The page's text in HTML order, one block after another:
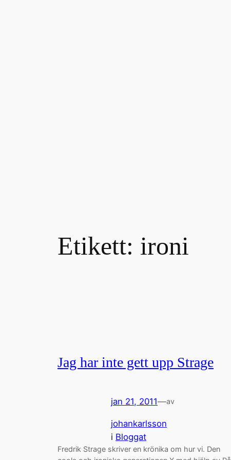
Etikett: ironi
Jag har inte gett upp Strage
jan 21, 2011—av
johankarlsson
i Bloggat
Fredrik Strage skriver en krönika om hur vi. Den